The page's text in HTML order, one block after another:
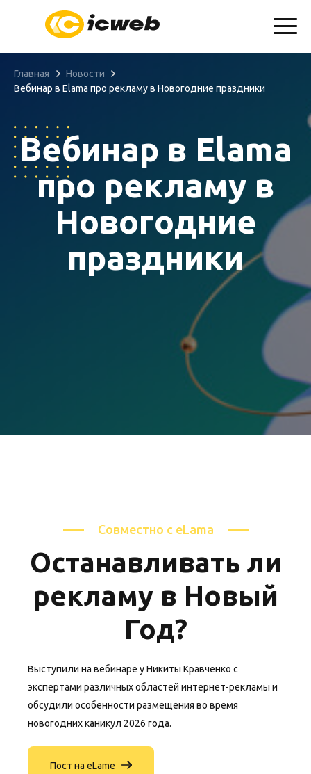
+7(904)607-01-69
Главная
Новости
Вебинар в Elama про рекламу в Новогодние праздники
Вебинар в Elama
про рекламу в
Новогодние
праздники
Совместно с eLama
Останавливать ли
рекламу в Новый
Год?
Выступили на вебинаре у Никиты Кравченко с
экспертами различных областей интернет-рекламы и
обсудили особенности размещения во время
новогодних каникул 2026 года.
Пост на eLame